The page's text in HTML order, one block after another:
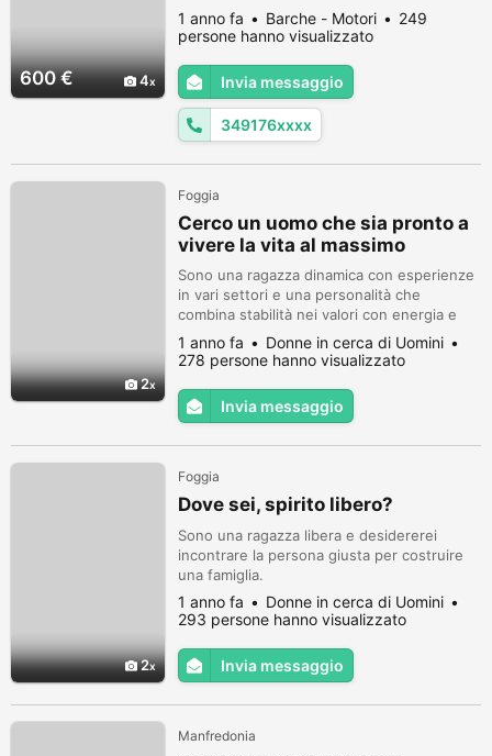
600 € 4
MOTORE YAMAHA 2 TEMPI 25/35 CV
GUIDA SENZA PATENTE LIBRETTO MOTORE
REVISIONATO (SPESI €400 ) Smontato entra
in una station wagon SPEDIZIONE TUTTA
ITALIA SU PALLET € 150 Prezzo già
ribassato non trattabile
1 anno fa Barche - Motori
249
persone hanno visualizzato
Invia messaggio
349176xxxx
2
Foggia
Cerco un uomo che sia pronto a
vivere la vita al massimo
Sono una ragazza dinamica con esperienze
in vari settori e una personalità che
combina stabilità nei valori con energia e
positività.
1 anno fa
Donne in cerca di Uomini
278 persone hanno visualizzato
Invia messaggio
2
Foggia
Dove sei, spirito libero?
Sono una ragazza libera e desidererei
incontrare la persona giusta per costruire
una famiglia.
1 anno fa
Donne in cerca di Uomini
293 persone hanno visualizzato
Invia messaggio
Manfredonia